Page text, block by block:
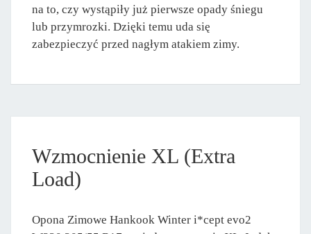
na to, czy wystąpiły już pierwsze opady śniegu
lub przymrozki. Dzięki temu uda się
zabezpieczyć przed nagłym atakiem zimy.
Wzmocnienie XL (Extra
Load)
Opona Zimowe Hankook Winter i*cept evo2